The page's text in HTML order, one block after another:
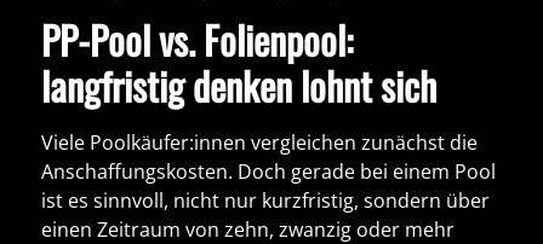
PP-Pool vs. Folienpool:
langfristig denken lohnt sich
Viele Poolkäufer:innen vergleichen zunächst die
Anschaffungskosten. Doch gerade bei einem Pool
ist es sinnvoll, nicht nur kurzfristig, sondern über
einen Zeitraum von zehn, zwanzig oder mehr